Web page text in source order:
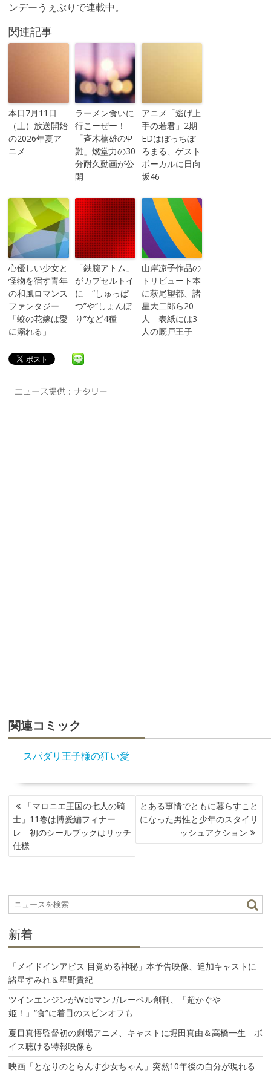
ンデーうぇぶりで連載中。
関連記事
本日7月11日
（土）放送開始
の2026年夏ア
ニメ
ラーメン食いに
行こーぜー！
「斉木楠雄のΨ
難」燃堂力の30
分耐久動画が公
開
アニメ「逃げ上
手の若君」2期
EDはぼっちぼ
ろまる、ゲスト
ボーカルに日向
坂46
心優しい少女と
怪物を宿す青年
の和風ロマンス
ファンタジー
「蛟の花嫁は愛
に溺れる」
「鉄腕アトム」
がカプセルトイ
に “しゅっぱ
つ”や“しょんぼ
り”など4種
山岸凉子作品の
トリビュート本
に萩尾望都、諸
星大二郎ら20
人 表紙には3
人の厩戸王子
関連コミック
スパダリ王子様の狂い愛
投
稿
ナ
ビ
ゲ
ョ
ン
「マロニエ王国の七人の騎
士」11巻は博愛編フィナー
レ 初のシールブックはリッチ
仕様
とある事情でともに暮らすこと
になった男性と少年のスタイリ
ッシュアクション
新着
「メイドインアビス 目覚める神秘」本予告映像、追加キャストに
諸星すみれ＆星野貴紀
ツインエンジンがWebマンガレーベル創刊、「超かぐや
姫！」“食”に着目のスピンオフも
夏目真悟監督初の劇場アニメ、キャストに堀田真由＆高橋一生 ボ
イス聴ける特報映像も
映画「となりのとらんす少女ちゃん」突然10年後の自分が現れる